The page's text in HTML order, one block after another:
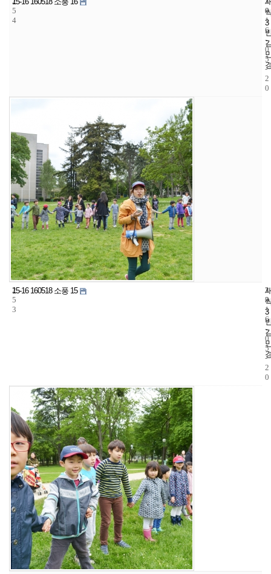
5
4
3
0
0
1
6
-
0
5
-
2
0
2
5
3
15-16 160518 소풍 15
3
3
3
2
0
1
6
-
0
5
-
2
0